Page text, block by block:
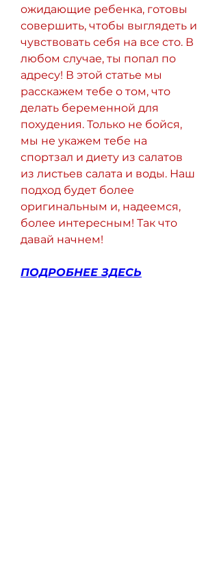
ожидающие ребенка, готовы
совершить, чтобы выглядеть и
чувствовать себя на все сто. В
любом случае, ты попал по
адресу! В этой статье мы
расскажем тебе о том, что
делать беременной для
похудения. Только не бойся,
мы не укажем тебе на
спортзал и диету из салатов
из листьев салата и воды. Наш
подход будет более
оригинальным и, надеемся,
более интересным! Так что
давай начнем!
ПОДРОБНЕЕ ЗДЕСЬ